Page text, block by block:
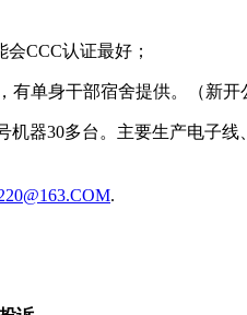
CCC认证最好；
有单身干部宿舍提供。（新
机器30多台。主要生产电子
.